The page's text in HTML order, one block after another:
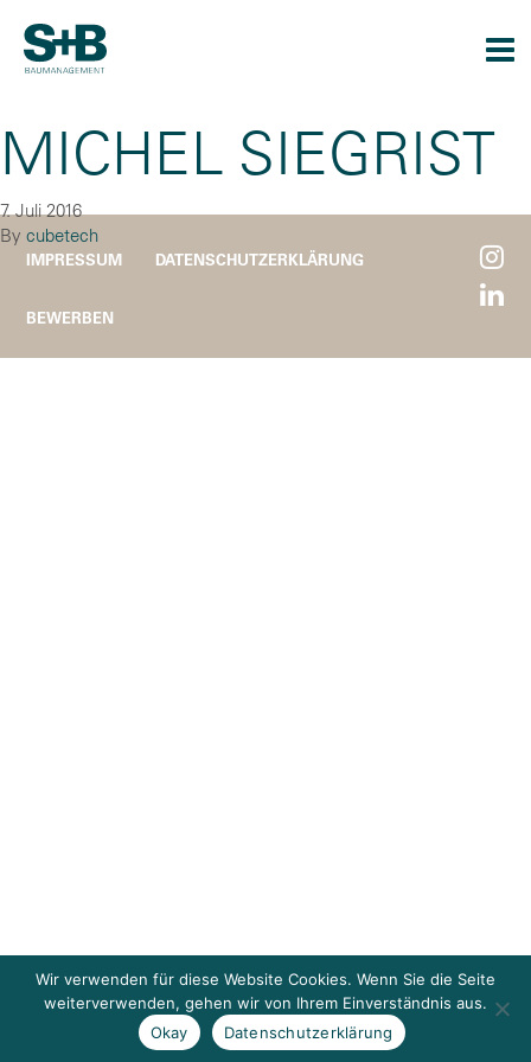
MICHEL SIEGRIST
7. Juli 2016
By cubetech
IMPRESSUM DATENSCHUTZERKLÄRUNG
BEWERBEN
Wir verwenden für diese Website Cookies. Wenn Sie die Seite
weiterverwenden, gehen wir von Ihrem Einverständnis aus.
Okay
Datenschutzerklärung